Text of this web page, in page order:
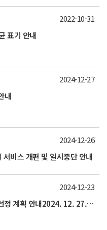
표기 안내
2022-10-31
내
2024-12-27
비스 개편 및 일시중단 안내
2024-12-26
2025학년도 특성별 학문후속세대 선정 계획 안내2024. 12. 27.(금) 15:00까지(기한 엄수)
2024-12-23